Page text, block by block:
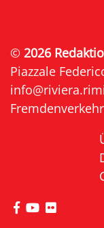
© 2026
Piazzale
die Seite
die Seite
die